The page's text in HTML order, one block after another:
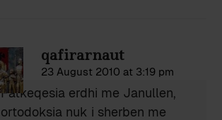
qafirarnaut
23 August 2010 at 3:19 pm
Fatkeqesia erdhi me Janullen,
ortodoksia nuk i sherben me